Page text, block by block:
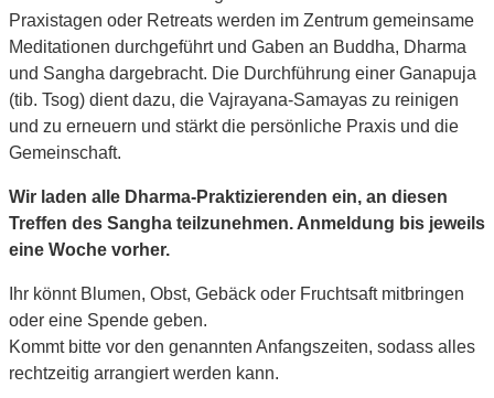
Praxistagen oder Retreats werden im Zentrum gemeinsame
Meditationen durchgeführt und Gaben an Buddha, Dharma
und Sangha dargebracht. Die Durchführung einer Ganapuja
(tib. Tsog) dient dazu, die Vajrayana-Samayas zu reinigen
und zu erneuern und stärkt die persönliche Praxis und die
Gemeinschaft.
Wir laden alle Dharma-Praktizierenden ein, an diesen
Treffen des Sangha teilzunehmen. Anmeldung bis jeweils
eine Woche vorher.
Ihr könnt Blumen, Obst, Gebäck oder Fruchtsaft mitbringen
oder eine Spende geben.
Kommt bitte vor den genannten Anfangszeiten, sodass alles
rechtzeitig arrangiert werden kann.